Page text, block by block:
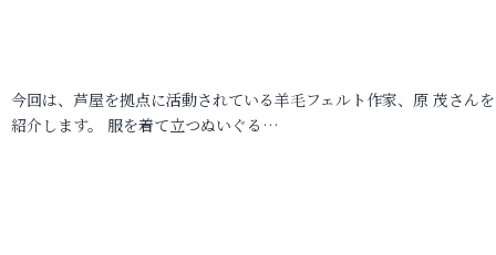
今回は、芦屋を拠点に活動されている羊毛フェルト作家、原 茂さん
紹介します。 服を着て立つぬいぐる…